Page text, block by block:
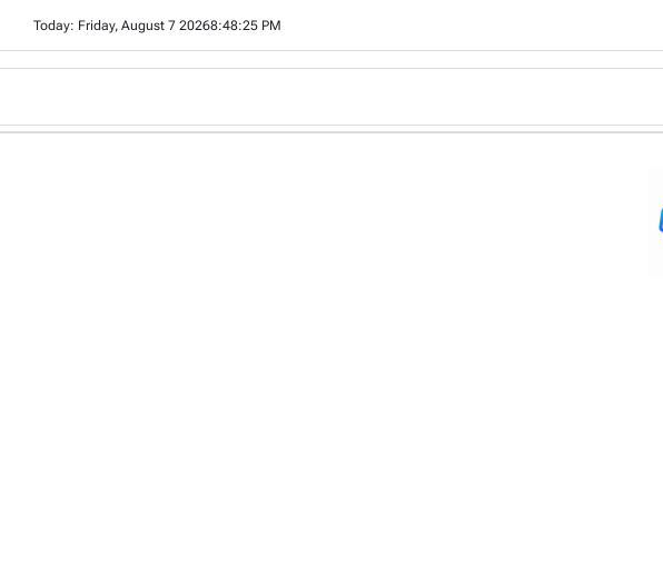
content
Today: Friday, August 7 20268:48:27 PM